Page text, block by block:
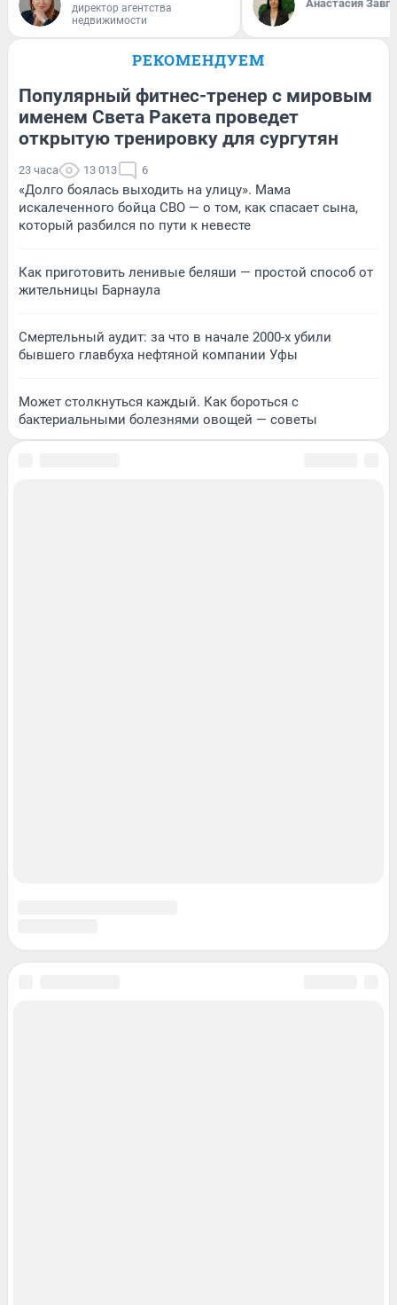
директор агентства
недвижимости
Анастасия
РЕКОМЕНДУЕМ
Популярный фитнес-тренер с мировым
именем Света Ракета проведет
открытую тренировку для сургутян
23 часа 13 013 6
«Долго боялась выходить на улицу». Мама
искалеченного бойца СВО — о том, как спасает сына,
который разбился по пути к невесте
Как приготовить ленивые беляши — простой способ от
жительницы Барнаула
Смертельный аудит: за что в начале 2000-х убили
бывшего главбуха нефтяной компании Уфы
Может столкнуться каждый. Как бороться с
бактериальными болезнями овощей — советы